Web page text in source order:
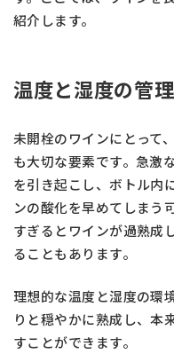
紹介します。
温度と湿度の管
未開栓のワインにとって
も大切な要素です。急激
を引き起こし、ボトル内
ンの酸化を早めてしまう
すぎるとワインが過熟成
ることもあります。
理想的な温度と湿度の環
りと穏やかに熟成し、本
すことができます。